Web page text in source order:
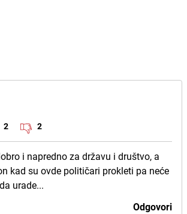
2 2
i napredno za državu i društvo, a
kad su ovde političari prokleti pa neće
urade...
Odgovori